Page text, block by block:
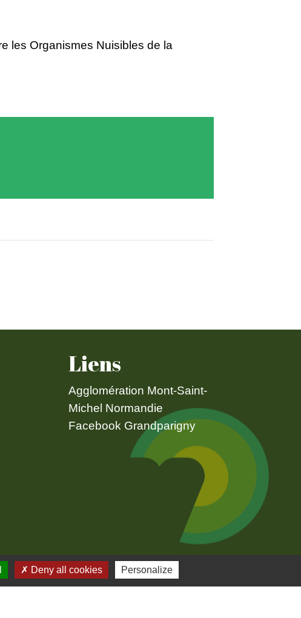
les Organismes Nuisibles de la
Liens
Agglomération Mont-Saint-
Michel Normandie
Facebook Grandparigny
des cookies
Deny all cookies Personalize